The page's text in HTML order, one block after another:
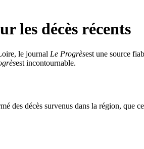
les décès récents
le journal Le Progrèsest une source
est incontournable.
des décès survenus dans la région, que